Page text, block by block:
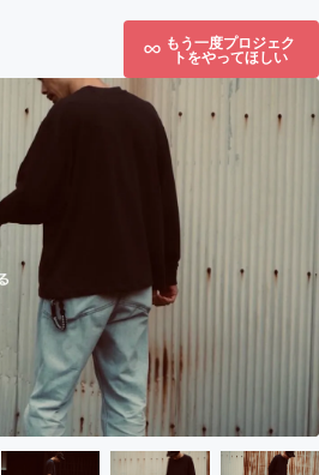
もう一度プロジェク
トをやってほしい